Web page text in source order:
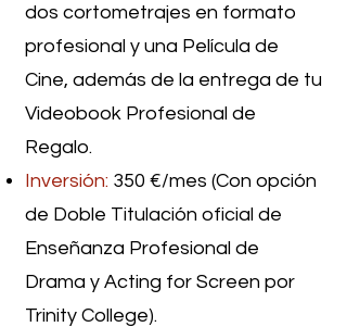
dos cortometrajes en formato
profesional y una Película de
Cine, además de la entrega de tu
Videobook Profesional de
Regalo.
Inversión: 350 €/mes (Con opción
de Doble Titulación oficial de
Enseñanza Profesional de
Drama y Acting for Screen por
Trinity College).